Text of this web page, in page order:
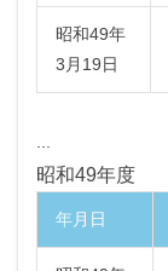
昭和49年
3月19日
昭和49年度
年月日